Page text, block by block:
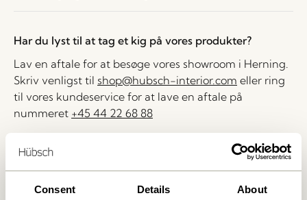
Consent Details About
Har du lyst til at tag et kig på vores produkter?
Lav en aftale for at besøge vores showroom i Herning.
Skriv venligst til shop@hubsch-interior.com eller ring
til vores kundeservice for at lave en aftale på
nummeret +45 44 22 68 88
Levering indenfor 1-4 hverdage
30 dages returret
Fri fragt over